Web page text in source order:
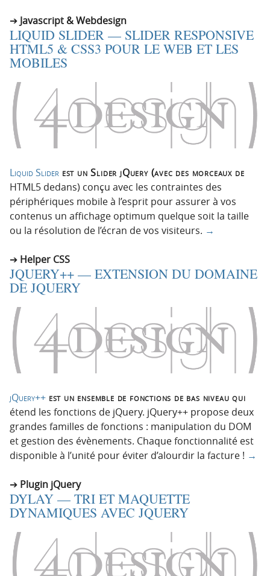
c
i
p
a
e
Javascript & Webdesign
LIQUID SLIDER — SLIDER RESPONSIVE
HTML5 & CSS3 POUR LE WEB ET LES
MOBILES
Liquid Slider est un Slider jQuery (avec des morceaux de
HTML5 dedans) conçu avec les contraintes des
périphériques mobile à l’esprit pour assurer à vos
contenus un affichage optimum quelque soit la taille
ou la résolution de l’écran de vos visiteurs. →
Helper CSS
JQUERY++ — EXTENSION DU DOMAINE
DE JQUERY
jQuery++ est un ensemble de fonctions de bas niveau qui
étend les fonctions de jQuery. jQuery++ propose deux
grandes familles de fonctions : manipulation du DOM
et gestion des évènements. Chaque fonctionnalité est
disponible à l’unité pour éviter d’alourdir la facture ! →
Plugin jQuery
DYLAY — TRI ET MAQUETTE
DYNAMIQUES AVEC JQUERY